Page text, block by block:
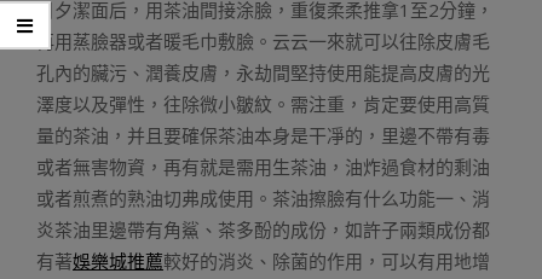
日夕潔面后，用茶油間接涂臉，重復柔柔推拿1至2分鐘，
再用蒸臉器或者暖毛巾敷臉。云云一來就可以往除皮膚毛
孔內的臟污、潤養皮膚，永劫間堅持使用能提高皮膚的光
澤度以及彈性，往除微小皺紋。需注重，肯定要使用高質
量的茶油，并且要確保茶油本身是干凈的，里邊不帶有毒
或者無害物資，再有就是需用生茶油，油炸過食材的剩油
或者煎煮的熟油切弗成使用。茶油擦臉有什么功能一、消
炎茶油里邊帶有角鯊、茶多酚的成份，如許子兩類成份都
有著娛樂城推薦較好的消炎、除菌的作用，可以有用地增